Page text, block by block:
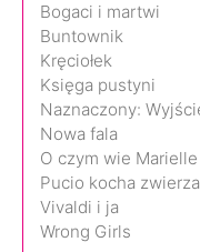
Bogaci i martwi
Buntownik
Kręciołek
Księga pustyni
Naznaczony:
Nowa fala
O czym wie Marielle
Pucio kocha
Vivaldi i ja
Wrong Girls